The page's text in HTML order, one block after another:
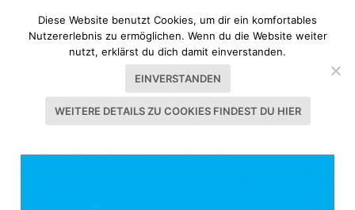
SCHLAGWORT:DANKE
Diese Website benutzt Cookies, um dir ein komfortables
Nutzererlebnis zu ermöglichen. Wenn du die Website weiter
nutzt, erklärst du dich damit einverstanden.
EINVERSTANDEN
WEITERE DETAILS ZU COOKIES FINDEST DU HIER